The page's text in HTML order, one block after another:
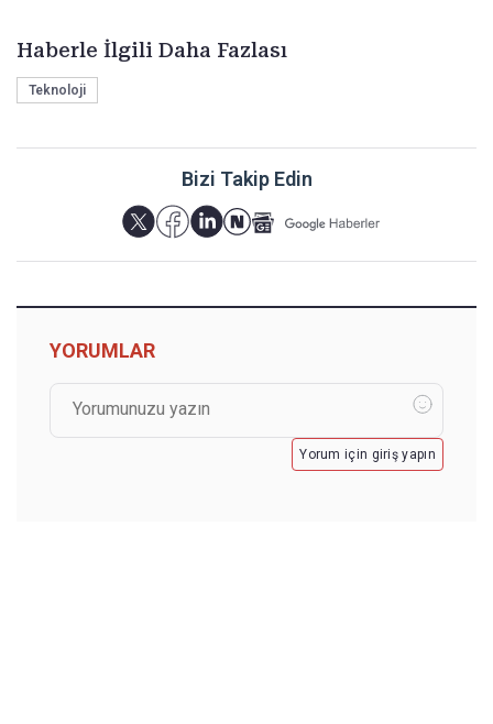
Haberle İlgili Daha Fazlası
Teknoloji
Bizi Takip Edin
YORUMLAR
Yorum için giriş yapın